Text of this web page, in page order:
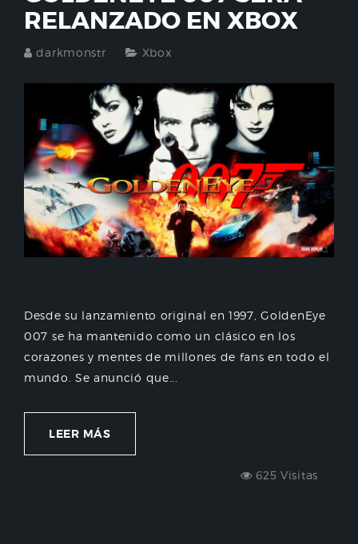
RELANZADO EN XBOX
darkmonstr Xbox
Desde su lanzamiento original en 1997, GoldenEye
007 se ha mantenido como un clásico en los
corazones y mentes de millones de fans en todo el
mundo. Se anunció que...
LEER MÁS
625 Visitas